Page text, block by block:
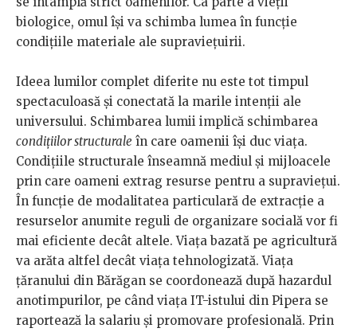
biologice, omul își va schimba lumea în funcție
condițiile materiale ale supraviețuirii.
Ideea lumilor complet diferite nu este tot timpul
spectaculoasă și conectată la marile intenții ale
universului. Schimbarea lumii implică schimbarea
condițiilor structurale în care oamenii își duc viața.
Condițiile structurale înseamnă mediul și mijloacele
prin care oameni extrag resurse pentru a supraviețui.
În funcție de modalitatea particulară de extracție a
resurselor anumite reguli de organizare socială vor fi
mai eficiente decât altele. Viața bazată pe agricultură
va arăta altfel decât viața tehnologizată. Viața
țăranului din Bărăgan se coordonează după hazardul
anotimpurilor, pe când viața IT-istului din Pipera se
raportează la salariu și promovare profesională. Prin